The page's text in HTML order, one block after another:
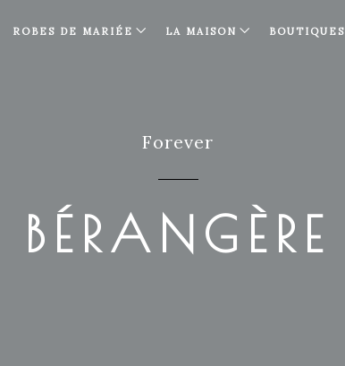
ROBES DE MARIÉE LA MAISON BOUTIQUES
Forever
BÉRANGÈRE